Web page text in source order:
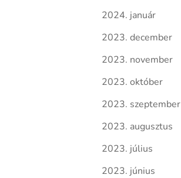
2024. január
2023. december
2023. november
2023. október
2023. szeptember
2023. augusztus
2023. július
2023. június